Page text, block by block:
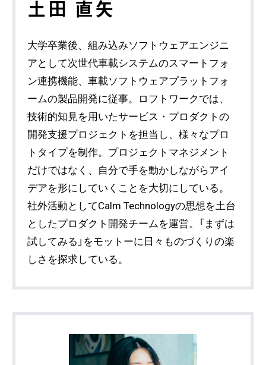
土田 直矢
大学卒業後、組み込みソフトウェアエンジニ
アとして次世代車載システムのスマートフォ
ン連携機能、車載ソフトウェアプラットフォ
ームの製品開発に従事。ロフトワークでは、
技術的知見を用いたサービス・プロダクトの
開発支援プロジェクトを担当し、様々なプロ
トタイプを制作。プロジェクトマネジメント
だけではなく、自分で手を動かしながらアイ
デアを形にしていくことを大切にしている。
社外活動としてCalm Technologyの思想を土台
としたプロダクト開発チームを運営。「まずは
試してみる」をモットーに日々ものづくりの楽
しさを探求している。